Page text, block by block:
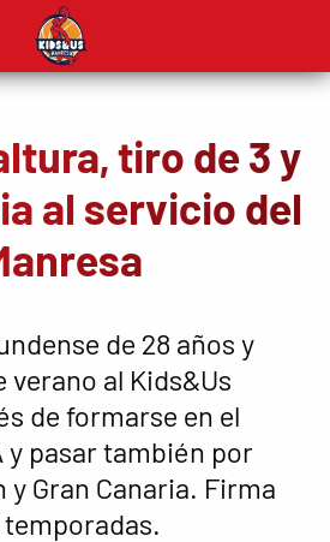
tiro de 3 y
al servicio del
de 28 años y
verano al Kids&Us
de formarse en el
y pasar también por
y Gran Canaria. Firma